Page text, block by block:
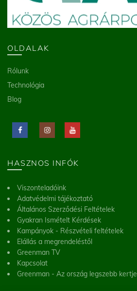
OLDALAK
Rólunk
Technológia
Blog
HASZNOS INFÓK
Viszonteladóink
Adatvédelmi tájékoztató
Általános Szerződési Feltételek
Gyakran Ismételt Kérdések
Kampányok - Részvételi feltételek
Elállás a megrendeléstől
Greenman TV
Kapcsolat
Greenman - Az ország legszebb kertje